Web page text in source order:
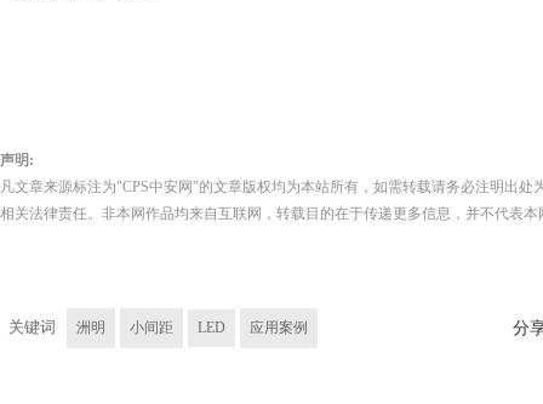
声明:
凡文章来源标注为"CPS中安网"的文章版权均为本站所有，如需转载请务必注明出处
相关法律责任。非本网作品均来自互联网，转载目的在于传递更多信息，并不代表
关键词 洲明 小间距 LED 应用案例 分